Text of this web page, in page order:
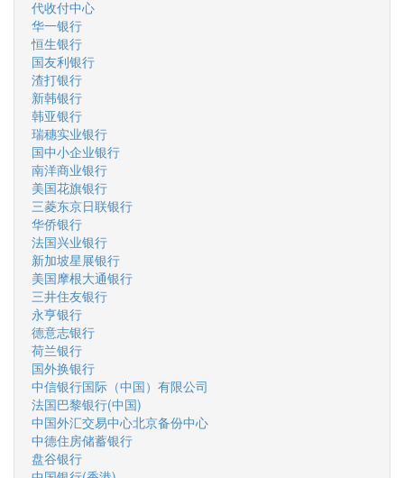
代收付中心
华一银行
恒生银行
国友利银行
渣打银行
新韩银行
韩亚银行
瑞穗实业银行
国中小企业银行
南洋商业银行
美国花旗银行
三菱东京日联银行
华侨银行
法国兴业银行
新加坡星展银行
美国摩根大通银行
三井住友银行
永亨银行
德意志银行
荷兰银行
国外换银行
中信银行国际（中国）有限公司
法国巴黎银行(中国)
中国外汇交易中心北京备份中心
中德住房储蓄银行
盘谷银行